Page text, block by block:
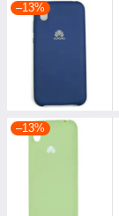
–13%
–13%